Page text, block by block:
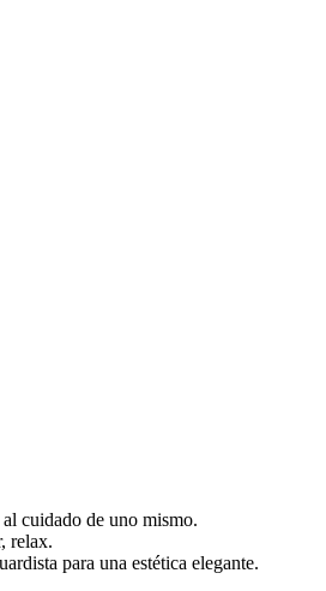
cuidado de uno mismo.
relax.
para una estética elegante.